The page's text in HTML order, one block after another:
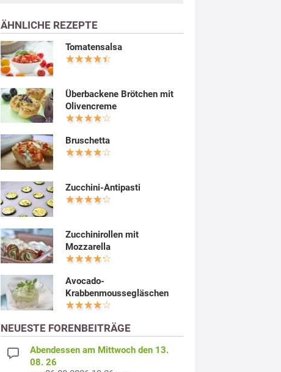
ÄHNLICHE REZEPTE
Tomatensalsa
Überbackene Brötchen mit
Olivencreme
Bruschetta
Zucchini-Antipasti
Zucchinirollen mit
Mozzarella
Avocado-
Krabbenmoussegläschen
NEUESTE FORENBEITRÄGE
Abendessen am Mittwoch den 13.
08. 26